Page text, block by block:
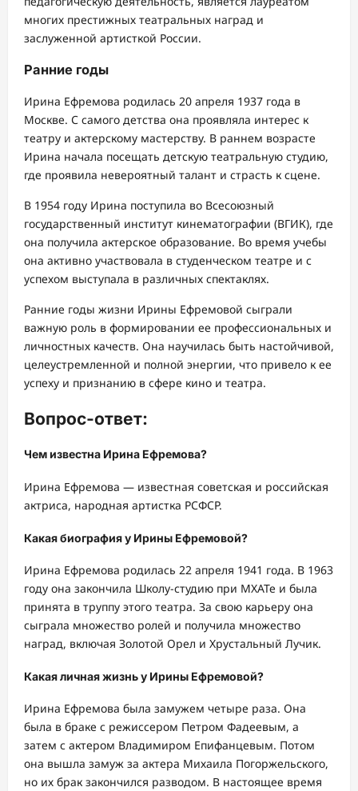
многих престижных театральных наград и
заслуженной артисткой России.
Ранние годы
Ирина Ефремова родилась 20 апреля 1937 года в
Москве. С самого детства она проявляла интерес к
театру и актерскому мастерству. В раннем возрасте
Ирина начала посещать детскую театральную студию,
где проявила невероятный талант и страсть к сцене.
В 1954 году Ирина поступила во Всесоюзный
государственный институт кинематографии (ВГИК), где
она получила актерское образование. Во время учебы
она активно участвовала в студенческом театре и с
успехом выступала в различных спектаклях.
Ранние годы жизни Ирины Ефремовой сыграли
важную роль в формировании ее профессиональных и
личностных качеств. Она научилась быть настойчивой,
целеустремленной и полной энергии, что привело к ее
успеху и признанию в сфере кино и театра.
Вопрос-ответ:
Чем известна Ирина Ефремова?
Ирина Ефремова — известная советская и российская
актриса, народная артистка РСФСР.
Какая биография у Ирины Ефремовой?
Ирина Ефремова родилась 22 апреля 1941 года. В 1963
году она закончила Школу-студию при МХАТе и была
принята в труппу этого театра. За свою карьеру она
сыграла множество ролей и получила множество
наград, включая Золотой Орел и Хрустальный Лучик.
Какая личная жизнь у Ирины Ефремовой?
Ирина Ефремова была замужем четыре раза. Она
была в браке с режиссером Петром Фадеевым, а
затем с актером Владимиром Епифанцевым. Потом
она вышла замуж за актера Михаила Погоржельского,
но их брак закончился разводом. В настоящее время